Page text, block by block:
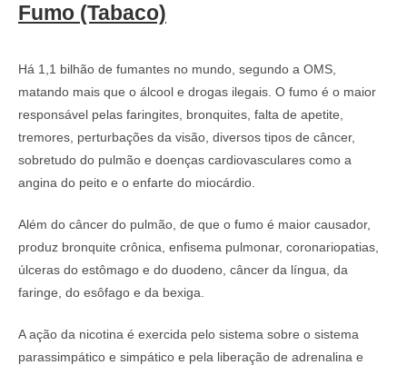
Fumo (Tabaco)
Há 1,1 bilhão de fumantes no mundo, segundo a OMS,
matando mais que o álcool e drogas ilegais. O fumo é o maior
responsável pelas faringites, bronquites, falta de apetite,
tremores, perturbações da visão, diversos tipos de câncer,
sobretudo do pulmão e doenças cardiovasculares como a
angina do peito e o enfarte do miocárdio.
Além do câncer do pulmão, de que o fumo é maior causador,
produz bronquite crônica, enfisema pulmonar, coronariopatias,
úlceras do estômago e do duodeno, câncer da língua, da
faringe, do esôfago e da bexiga.
A ação da nicotina é exercida pelo sistema sobre o sistema
parassimpático e simpático e pela liberação de adrenalina e